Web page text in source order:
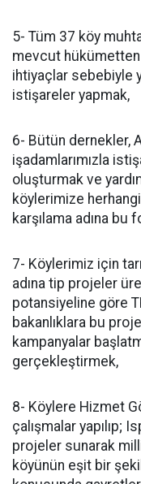
5- Tüm 37 köy
mevcut hükümetten
ihtiyaçlar sebebiyle
istişareler yapmak,
6- Bütün dernekler,
işadamlarımızla
oluşturmak ve
köylerimize
karşılama adına
7- Köylerimiz için
adına tip projeler
potansiyeline göre
bakanlıklara bu
kampanyalar
gerçekleştirmek,
8- Köylere Hizmet
çalışmalar yapılıp;
projeler sunarak milli
köyünün eşit bir